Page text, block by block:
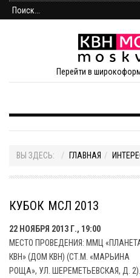
Перейти в
ВЫ ЗДЕСЬ: ГЛАВНАЯ
КУБОК МСЛ 2013
22 НОЯБРЯ 2013 Г., 19:00
МЕСТО ПРОВЕДЕНИЯ: ММЦ
КВН» (ДОМ КВН) (СТ.М. «МАРЬИНА
РОЩА», УЛ. ШЕРЕМЕТЬЕВСКАЯ, Д. 2).